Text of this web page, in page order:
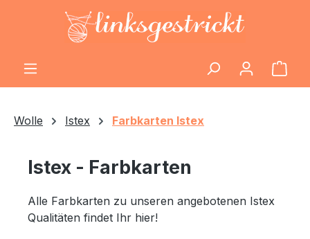
Zum Hauptinhalt springen
Wolle Istex Farbkarten Istex
Istex - Farbkarten
Alle Farbkarten zu unseren angebotenen Istex
Qualitäten findet Ihr hier!